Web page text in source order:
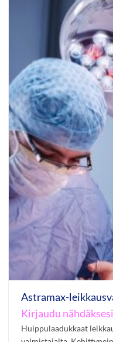
Astramax-
Kirjaudu
Huippulaadukkaat